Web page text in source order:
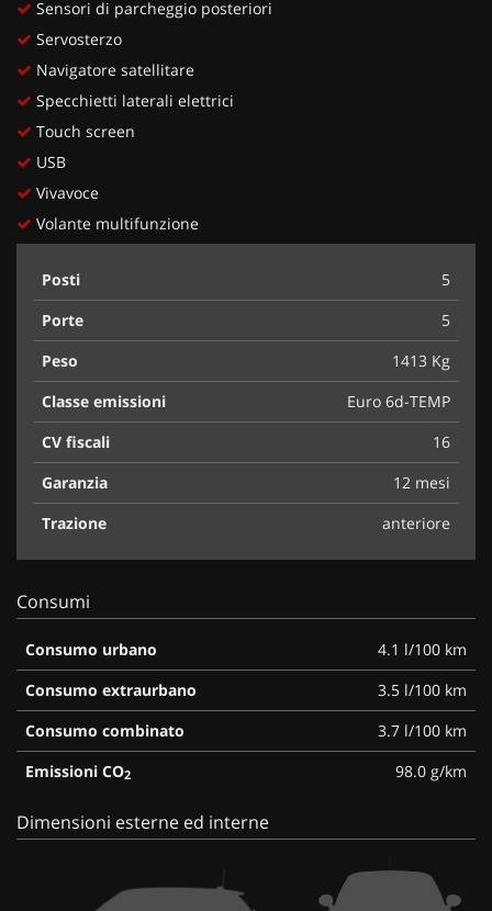
Sensori di parcheggio posteriori
Servosterzo
Navigatore satellitare
Specchietti laterali elettrici
Touch screen
USB
Vivavoce
Volante multifunzione
Posti
5
Porte
5
Peso
1413 Kg
Classe emissioni
Euro 6d-TEMP
CV fiscali
16
Garanzia
12 mesi
Trazione
anteriore
Consumi
Consumo urbano
4.1 l/100 km
Consumo extraurbano
3.5 l/100 km
Consumo combinato
3.7 l/100 km
Emissioni CO2 98.0 g/km
Dimensioni esterne ed interne